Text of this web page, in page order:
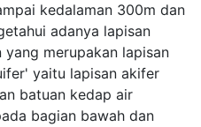
kedalaman 300m dan
adanya lapisan
merupakan lapisan
yaitu lapisan akifer
batuan kedap air
bagian bawah dan